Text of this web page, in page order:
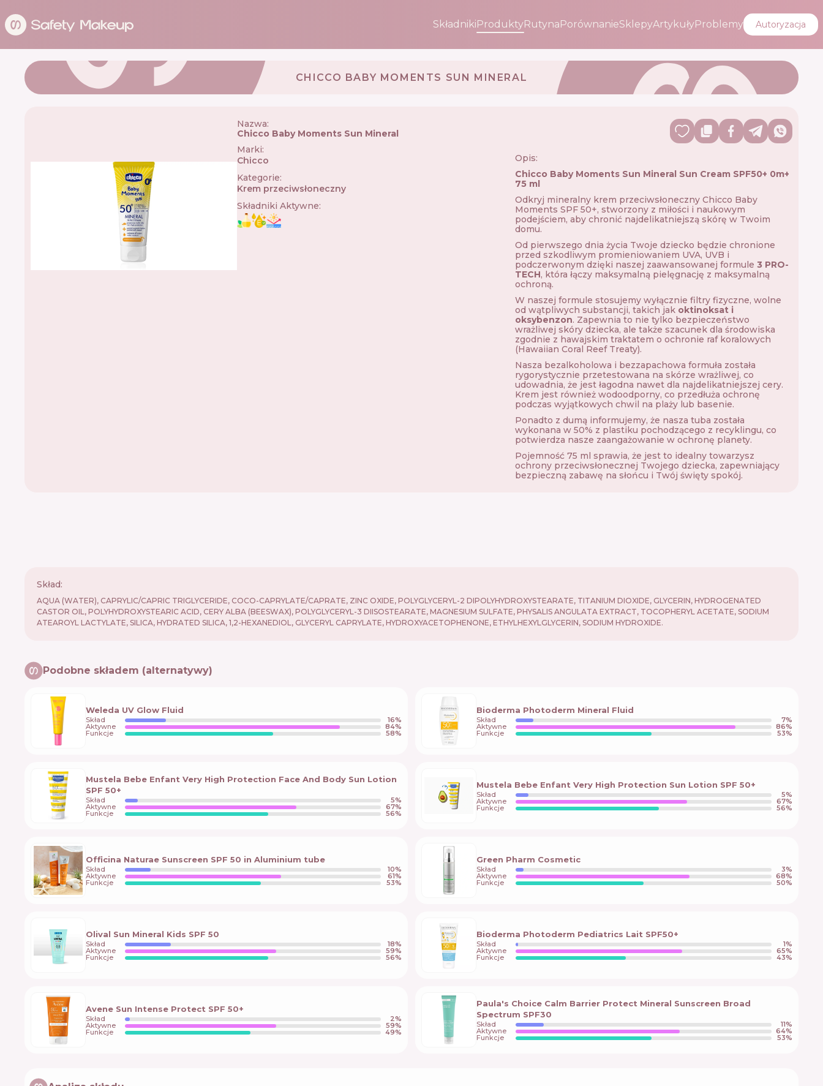
SkładnikiProduktyRutynaPorównanieSklepyArtykułyProblemy Autoryzacja
CHICCO BABY MOMENTS SUN MINERAL
Nazwa:
Chicco Baby Moments Sun Mineral
Marki:
Chicco
Kategorie:
Krem przeciwsłoneczny
Składniki Aktywne:
Opis:
Chicco Baby Moments Sun Mineral Sun Cream SPF50+ 0m+
75 ml
Odkryj mineralny krem przeciwsłoneczny Chicco Baby
Moments SPF 50+, stworzony z miłości i naukowym
podejściem, aby chronić najdelikatniejszą skórę w Twoim
domu.
Od pierwszego dnia życia Twoje dziecko będzie chronione
przed szkodliwym promieniowaniem UVA, UVB i
podczerwonym dzięki naszej zaawansowanej formule 3 PRO-
TECH, która łączy maksymalną pielęgnację z maksymalną
ochroną.
W naszej formule stosujemy wyłącznie filtry fizyczne, wolne
od wątpliwych substancji, takich jak oktinoksat i
oksybenzon. Zapewnia to nie tylko bezpieczeństwo
wrażliwej skóry dziecka, ale także szacunek dla środowiska
zgodnie z hawajskim traktatem o ochronie raf koralowych
(Hawaiian Coral Reef Treaty).
Nasza bezalkoholowa i bezzapachowa formuła została
rygorystycznie przetestowana na skórze wrażliwej, co
udowadnia, że jest łagodna nawet dla najdelikatniejszej cery.
Krem jest również wodoodporny, co przedłuża ochronę
podczas wyjątkowych chwil na plaży lub basenie.
Ponadto z dumą informujemy, że nasza tuba została
wykonana w 50% z plastiku pochodzącego z recyklingu, co
potwierdza nasze zaangażowanie w ochronę planety.
Pojemność 75 ml sprawia, że jest to idealny towarzysz
ochrony przeciwsłonecznej Twojego dziecka, zapewniający
bezpieczną zabawę na słońcu i Twój święty spokój.
Skład:
AQUA (WATER), CAPRYLIC/CAPRIC TRIGLYCERIDE, COCO-CAPRYLATE/CAPRATE, ZINC OXIDE, POLYGLYCERYL-2 DIPOLYHYDROXYSTEARATE, TITANIUM DIOXIDE, GLYCERIN, HYDROGENATED
CASTOR OIL, POLYHYDROXYSTEARIC ACID, CERY ALBA (BEESWAX), POLYGLYCERYL-3 DIISOSTEARATE, MAGNESIUM SULFATE, PHYSALIS ANGULATA EXTRACT, TOCOPHERYL ACETATE, SODIUM
ATEAROYL LACTYLATE, SILICA, HYDRATED SILICA, 1,2-HEXANEDIOL, GLYCERYL CAPRYLATE, HYDROXYACETOPHENONE, ETHYLHEXYLGLYCERIN, SODIUM HYDROXIDE.
Podobne składem (alternatywy)
Weleda UV Glow Fluid
Skład 16%
Aktywne 84%
Funkcje 58%
Bioderma Photoderm Mineral Fluid
Skład 7%
Aktywne 86%
Funkcje 53%
Mustela Bebe Enfant Very High Protection Face And Body Sun Lotion
SPF 50+
Skład 5%
Aktywne 67%
Funkcje 56%
Mustela Bebe Enfant Very High Protection Sun Lotion SPF 50+
Skład 5%
Aktywne 67%
Funkcje 56%
Officina Naturae Sunscreen SPF 50 in Aluminium tube
Skład 10%
Aktywne 61%
Funkcje 53%
Green Pharm Cosmetic
Skład 3%
Aktywne 68%
Funkcje 50%
Olival Sun Mineral Kids SPF 50
Skład 18%
Aktywne 59%
Funkcje 56%
Bioderma Photoderm Pediatrics Lait SPF50+
Skład 1%
Aktywne 65%
Funkcje 43%
Avene Sun Intense Protect SPF 50+
Skład 2%
Aktywne 59%
Funkcje 49%
Paula's Choice Calm Barrier Protect Mineral Sunscreen Broad
Spectrum SPF30
Skład 11%
Aktywne 64%
Funkcje 53%